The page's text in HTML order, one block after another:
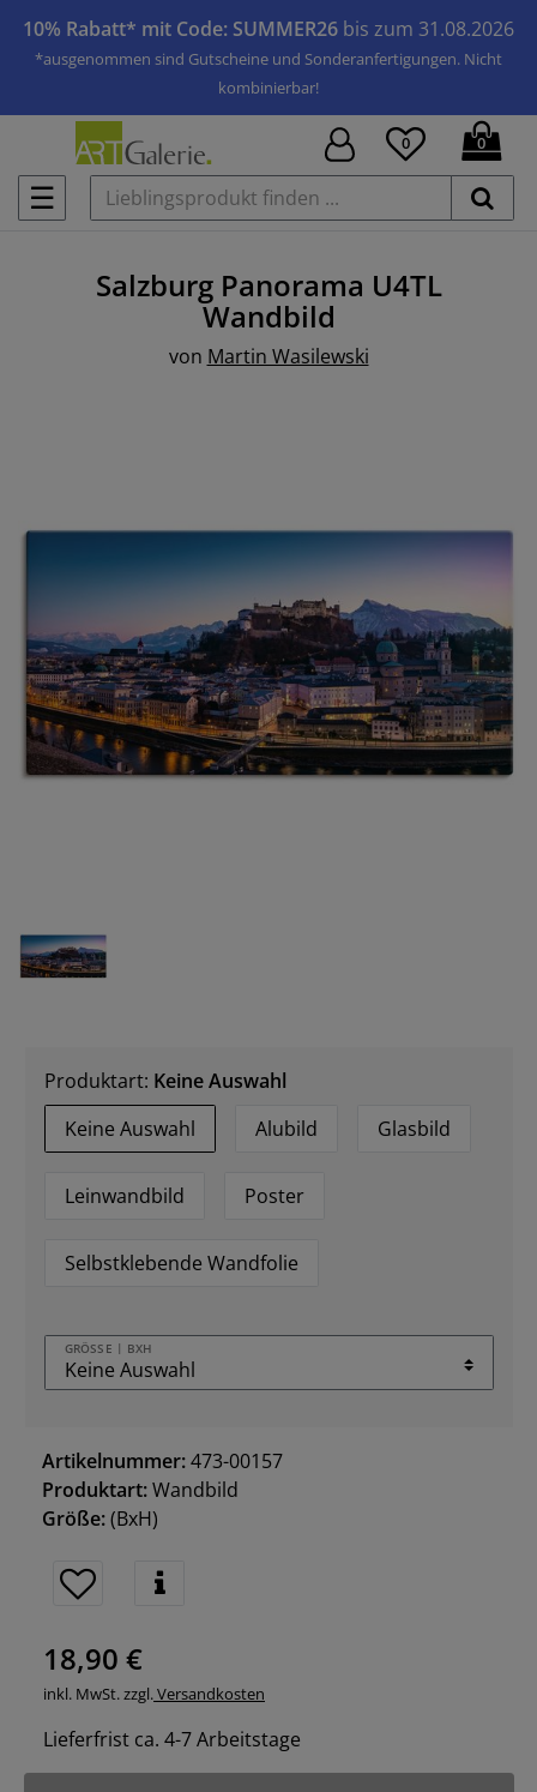
10% Rabatt* mit Code: SUMMER26 bis zum 31.08.2026
*ausgenommen sind Gutscheine und Sonderanfertigungen. Nicht
kombinierbar!
☰
0 0
Salzburg Panorama U4TL
Wandbild
von Martin Wasilewski
Produktart: Keine Auswahl
Keine Auswahl
Alubild Glasbild
Leinwandbild Poster
Selbstklebende Wandfolie
GRÖSSE | BXH
Artikelnummer:473-00157
Produktart:Wandbild
Größe:(BxH)
18,90 €
inkl. MwSt. zzgl.Versandkosten
Lieferfrist ca. 4-7 Arbeitstage